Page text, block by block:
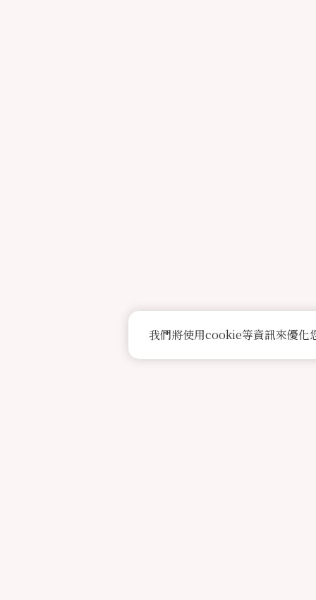
我們將使用cookie等資訊來優化